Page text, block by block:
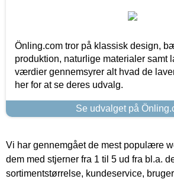
Önling.com tror på klassisk design,
produktion, naturlige materialer samt
værdier gennemsyrer alt hvad de
her for at se deres udvalg.
Se udvalget på
Vi har gennemgået de mest populære
dem med stjerner fra 1 til 5 ud fra bl.a.
sortimentstørrelse, kundeservice,